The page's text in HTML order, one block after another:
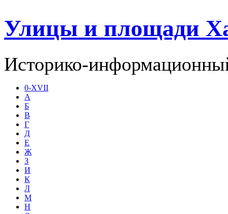
Улицы и площади
Историко-
0-XVII
А
Б
В
Г
Д
Е
Ж
З
И
К
Л
М
Н